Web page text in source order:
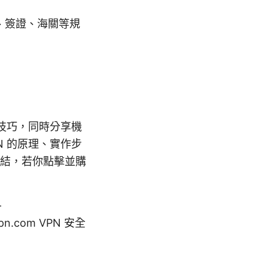
簽證、海關等規
巧，同時分享機
的原理、實作步
，若你點擊並購
VPN 安全